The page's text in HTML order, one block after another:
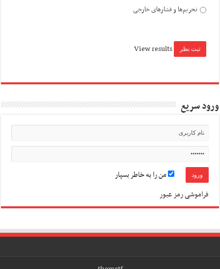
تحریم‌ها و فشارهای خارجی
View results
ورود سریع
من را به خاطر بسپار
فراموشی رمز عبور